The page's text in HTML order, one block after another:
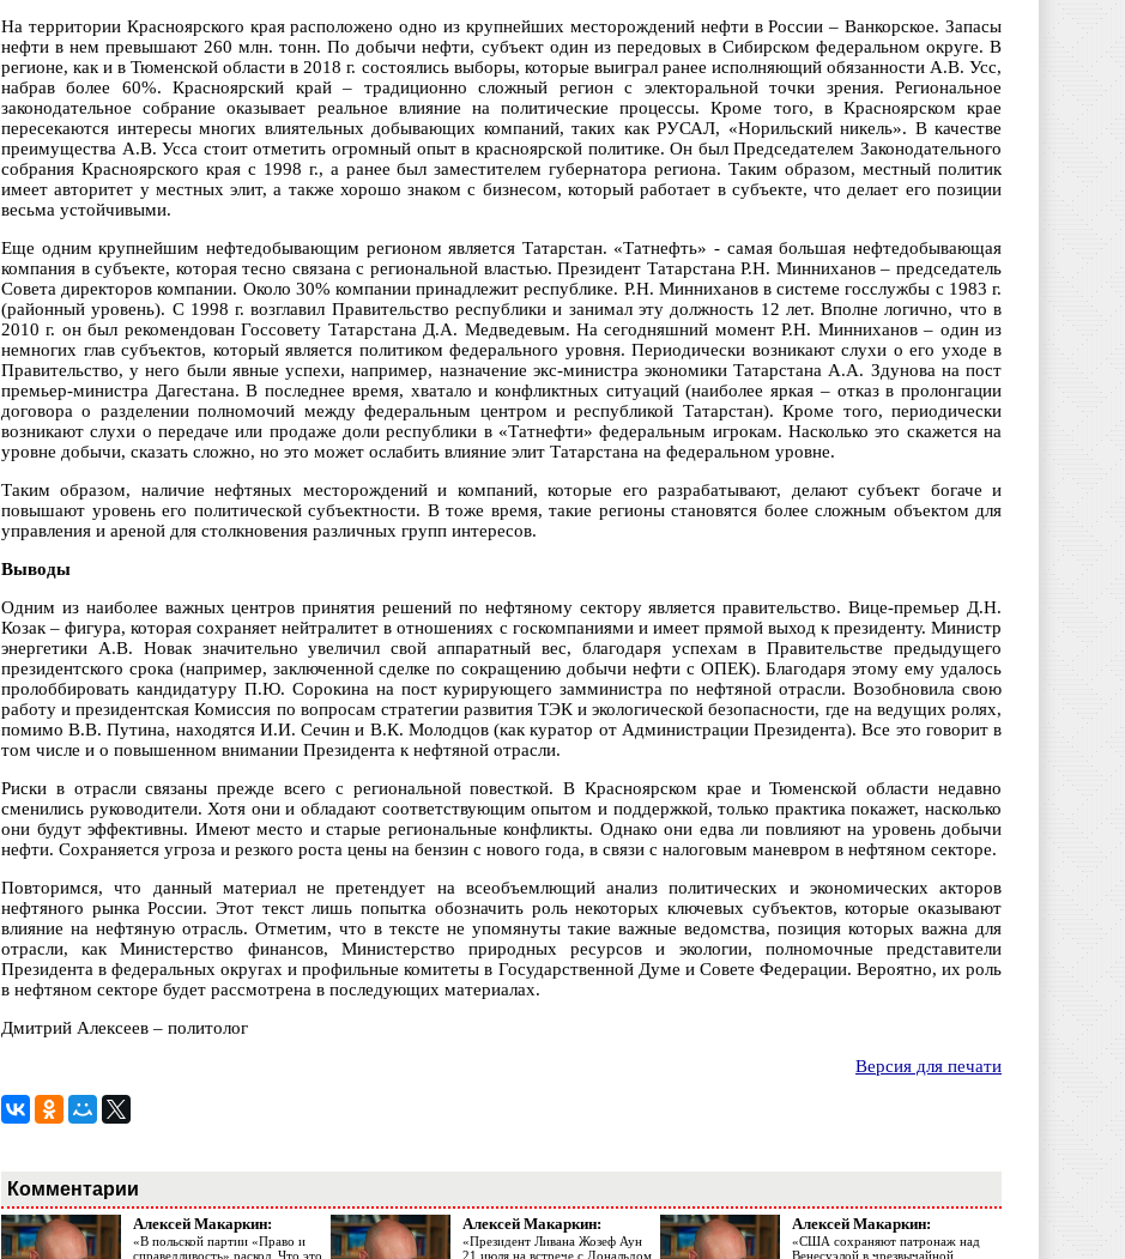
На территории Красноярского края расположено одно из крупнейших месторождений нефти в России – Ванкорское. Запасы
нефти в нем превышают 260 млн. тонн. По добычи нефти, субъект один из передовых в Сибирском федеральном округе. В
регионе, как и в Тюменской области в 2018 г. состоялись выборы, которые выиграл ранее исполняющий обязанности А.В. Усс,
набрав более 60%. Красноярский край – традиционно сложный регион с электоральной точки зрения. Региональное
законодательное собрание оказывает реальное влияние на политические процессы. Кроме того, в Красноярском крае
пересекаются интересы многих влиятельных добывающих компаний, таких как РУСАЛ, «Норильский никель». В качестве
преимущества А.В. Усса стоит отметить огромный опыт в красноярской политике. Он был Председателем Законодательного
собрания Красноярского края с 1998 г., а ранее был заместителем губернатора региона. Таким образом, местный политик
имеет авторитет у местных элит, а также хорошо знаком с бизнесом, который работает в субъекте, что делает его позиции
весьма устойчивыми.
Еще одним крупнейшим нефтедобывающим регионом является Татарстан. «Татнефть» - самая большая нефтедобывающая
компания в субъекте, которая тесно связана с региональной властью. Президент Татарстана Р.Н. Минниханов – председатель
Совета директоров компании. Около 30% компании принадлежит республике. Р.Н. Минниханов в системе госслужбы с 1983 г.
(районный уровень). С 1998 г. возглавил Правительство республики и занимал эту должность 12 лет. Вполне логично, что в
2010 г. он был рекомендован Госсовету Татарстана Д.А. Медведевым. На сегодняшний момент Р.Н. Минниханов – один из
немногих глав субъектов, который является политиком федерального уровня. Периодически возникают слухи о его уходе в
Правительство, у него были явные успехи, например, назначение экс-министра экономики Татарстана А.А. Здунова на пост
премьер-министра Дагестана. В последнее время, хватало и конфликтных ситуаций (наиболее яркая – отказ в пролонгации
договора о разделении полномочий между федеральным центром и республикой Татарстан). Кроме того, периодически
возникают слухи о передаче или продаже доли республики в «Татнефти» федеральным игрокам. Насколько это скажется на
уровне добычи, сказать сложно, но это может ослабить влияние элит Татарстана на федеральном уровне.
Таким образом, наличие нефтяных месторождений и компаний, которые его разрабатывают, делают субъект богаче и
повышают уровень его политической субъектности. В тоже время, такие регионы становятся более сложным объектом для
управления и ареной для столкновения различных групп интересов.
Выводы
Одним из наиболее важных центров принятия решений по нефтяному сектору является правительство. Вице-премьер Д.Н.
Козак – фигура, которая сохраняет нейтралитет в отношениях с госкомпаниями и имеет прямой выход к президенту. Министр
энергетики А.В. Новак значительно увеличил свой аппаратный вес, благодаря успехам в Правительстве предыдущего
президентского срока (например, заключенной сделке по сокращению добычи нефти с ОПЕК). Благодаря этому ему удалось
пролоббировать кандидатуру П.Ю. Сорокина на пост курирующего замминистра по нефтяной отрасли. Возобновила свою
работу и президентская Комиссия по вопросам стратегии развития ТЭК и экологической безопасности, где на ведущих ролях,
помимо В.В. Путина, находятся И.И. Сечин и В.К. Молодцов (как куратор от Администрации Президента). Все это говорит в
том числе и о повышенном внимании Президента к нефтяной отрасли.
Риски в отрасли связаны прежде всего с региональной повесткой. В Красноярском крае и Тюменской области недавно
сменились руководители. Хотя они и обладают соответствующим опытом и поддержкой, только практика покажет, насколько
они будут эффективны. Имеют место и старые региональные конфликты. Однако они едва ли повлияют на уровень добычи
нефти. Сохраняется угроза и резкого роста цены на бензин с нового года, в связи с налоговым маневром в нефтяном секторе.
Повторимся, что данный материал не претендует на всеобъемлющий анализ политических и экономических акторов
нефтяного рынка России. Этот текст лишь попытка обозначить роль некоторых ключевых субъектов, которые оказывают
влияние на нефтяную отрасль. Отметим, что в тексте не упомянуты такие важные ведомства, позиция которых важна для
отрасли, как Министерство финансов, Министерство природных ресурсов и экологии, полномочные представители
Президента в федеральных округах и профильные комитеты в Государственной Думе и Совете Федерации. Вероятно, их роль
в нефтяном секторе будет рассмотрена в последующих материалах.
Дмитрий Алексеев – политолог
Версия для печати
Комментарии
Алексей Макаркин:
«В польской партии «Право и
справедливость» раскол. Что это
Алексей Макаркин:
«Президент Ливана Жозеф Аун
21 июля на встрече с Дональдом
Алексей Макаркин:
«США сохраняют патронаж над
Венесуэлой в чрезвычайной